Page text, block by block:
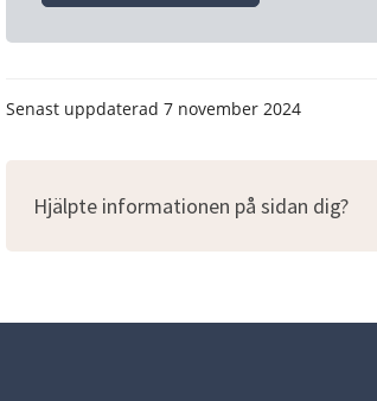
Senast uppdaterad 7 november 2024
Hjälpte informationen på sidan dig?